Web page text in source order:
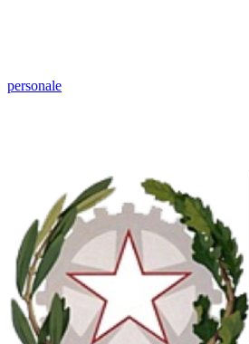
personale